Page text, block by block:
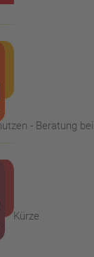
- Beratung
Kürze